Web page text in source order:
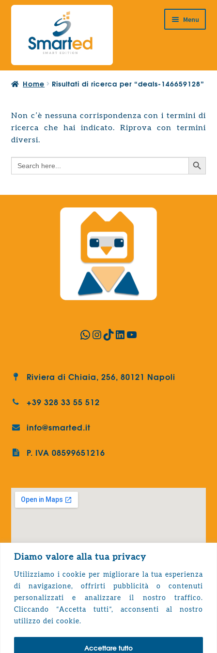
Diamo valore alla tua privacy
Utilizziamo i cookie per migliorare la tua esperienza
di navigazione, offrirti pubblicità o contenuti
personalizzati e analizzare il nostro traffico.
Cliccando “Accetta tutti”, acconsenti al nostro
utilizzo dei cookie.
Accettare tutto
Vai
navigazione
Vai
contenuto
Menu
HOME
PRODOTTI
Espandi
il
child
PROGETTAZIONE EUROPEA
menu
child
Search
Home Risultati di ricerca per “deals-146659128”
Non c’è nessuna corrispondenza con i termini di
ricerca che hai indicato. Riprova con termini
diversi.
Search
for:
Search Button
WhatsApp
Instagram
TikTok
LinkedIn
YouTube
Riviera di Chiaia, 256, 80121 Napoli
+39 328 33 55 512
info@smarted.it
P. IVA 08599651216
Privacy Policy